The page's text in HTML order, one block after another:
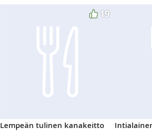
19
Lempeän tulinen kanakeitto